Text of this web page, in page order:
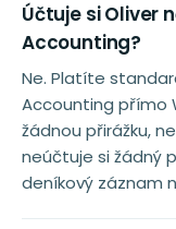
Účtuje si Oliver
Accounting?
Ne. Platíte
Accounting přímo
žádnou přirážku,
neúčtuje si žádný
deníkový záznam